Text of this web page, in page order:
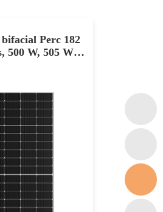
Perc 182
500 W, 505 W,
510W